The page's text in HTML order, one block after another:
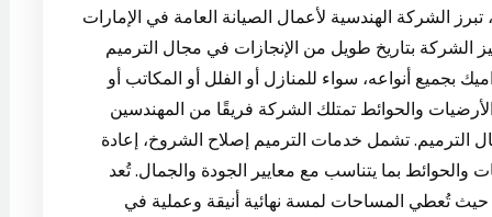
الشركة الهندسية لأعمال الصيانة العامة في الإمارات
الشركة بتاريخ طويل من الإنجازات في مجال الترميم
بجميع أنواعه، سواء للمنازل أو الفلل أو المكاتب أو
والحوائط تمتلك الشركة فريقًا من المهندسين
الترميم. تشمل خدمات الترميم إصلاح الشروخ، إعادة
والحوائط بما يتناسب مع معايير الجودة والجمال. تُعد
تُعطي المساحات لمسة نهائية أنيقة وعملية في